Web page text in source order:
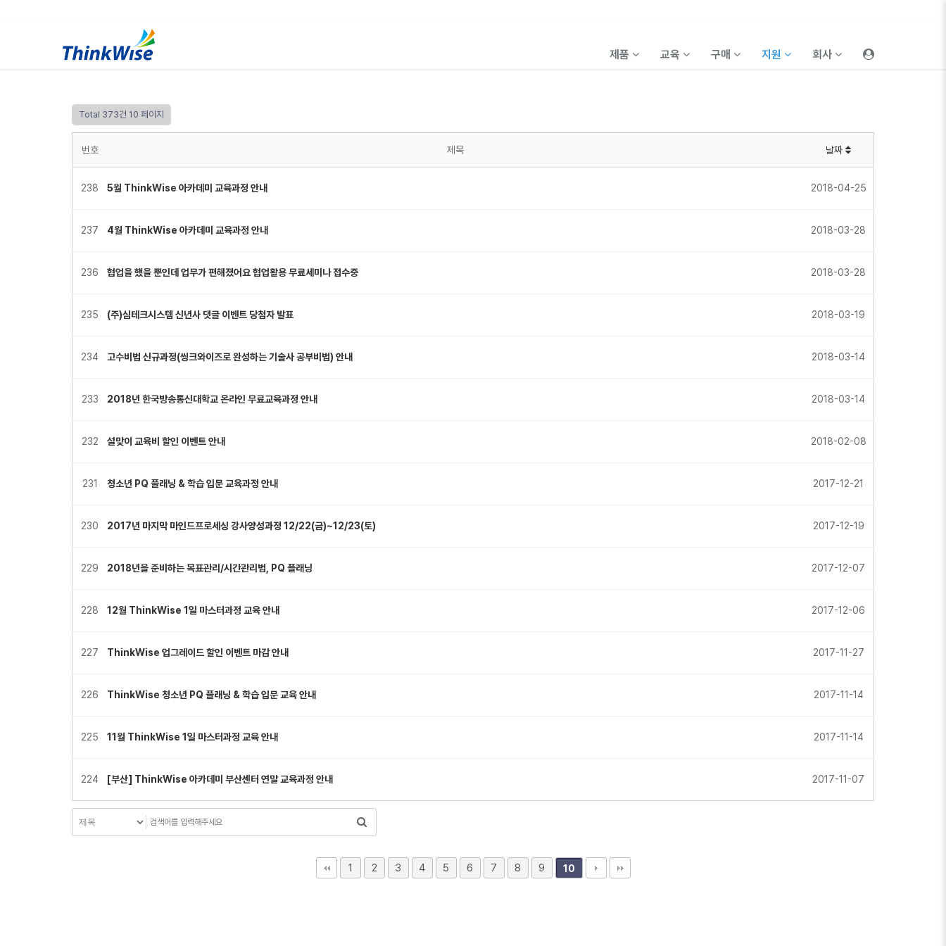
제품 교육 구매 지원 회사
Total 373건 10 페이지
번호 제목 날짜
238 5월 ThinkWise 아카데미 교육과정 안내 2018-04-25
237 4월 ThinkWise 아카데미 교육과정 안내 2018-03-28
236 협업을 했을 뿐인데 업무가 편해졌어요 협업활용 무료세미나 접수중 2018-03-28
235 (주)심테크시스템 신년사 댓글 이벤트 당첨자 발표 2018-03-19
234 고수비법 신규과정(씽크와이즈로 완성하는 기술사 공부비법) 안내 2018-03-14
233 2018년 한국방송통신대학교 온라인 무료교육과정 안내 2018-03-14
232 설맞이 교육비 할인 이벤트 안내 2018-02-08
231 청소년 PQ 플래닝 & 학습 입문 교육과정 안내 2017-12-21
230 2017년 마지막 마인드프로세싱 강사양성과정 12/22(금)~12/23(토) 2017-12-19
229 2018년을 준비하는 목표관리/시간관리법, PQ 플래닝 2017-12-07
228 12월 ThinkWise 1일 마스터과정 교육 안내 2017-12-06
227 ThinkWise 업그레이드 할인 이벤트 마감 안내 2017-11-27
226 ThinkWise 청소년 PQ 플래닝 & 학습 입문 교육 안내 2017-11-14
225 11월 ThinkWise 1일 마스터과정 교육 안내 2017-11-14
224 [부산] ThinkWise 아카데미 부산센터 연말 교육과정 안내 2017-11-07
1 2 3 4 5 6 7 8 9 10